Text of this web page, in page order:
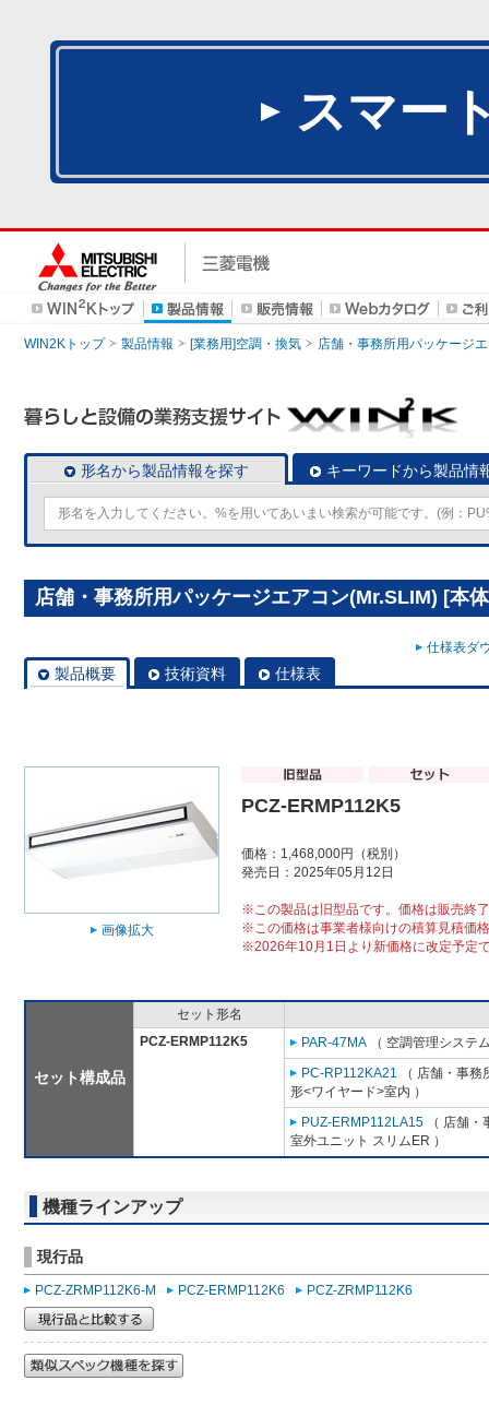
スマー
WIN2Kトップ 製品情報 [業務用]空調・換気 店舗・事務所用パッケージ
形名から製品情報を探す キーワードから製品情
店舗・事務所用パッケージエアコン(Mr.SLIM) [本
仕様表ダ
製品概要 技術資料 仕様表
画像拡大
PCZ-ERMP112K5
価格：1,468,000円（税別）
発売日：2025年05月12日
※この製品は旧型品です。価格は販売終
※この価格は事業者様向けの積算見積価
※2026年10月1日より新価格に改定予定
セット構成品
セット形名
PCZ-ERMP112K5
PAR-47MA （ 空調管理システ
PC-RP112KA21 （ 店舗・事
形<ワイヤード>室内 ）
PUZ-ERMP112LA15 （ 店舗
室外ユニット スリムER ）
機種ラインアップ
現行品
PCZ-ZRMP112K6-M PCZ-ERMP112K6 PCZ-ZRMP112K6